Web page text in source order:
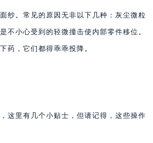
纱。常见的原因无非以下几种：灰尘微粒
不小心受到的轻微撞击使内部零件移位。
药，它们都得乖乖投降。
这里有几个小贴士，但请记得，这些操作